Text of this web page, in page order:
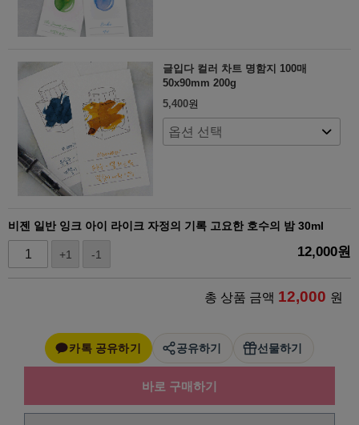
글입다 컬러 차트 명함지 100매
50x90mm 200g
5,400원
비젠 일반 잉크 아이 라이크 자정의 기록 고요한 호수의 밤 30ml
+1 -1 12,000원
총 상품 금액 12,000 원
카톡 공유하기 공유하기 선물하기
바로 구매하기